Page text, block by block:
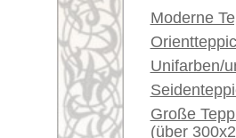
Graue Teppiche
Braune Teppiche
Blaue Teppiche
Grüne Teppiche
Rot/pink/flieder/lila
Beige/hell/cremefarben
Ein kleines Teppich-
Glossar...